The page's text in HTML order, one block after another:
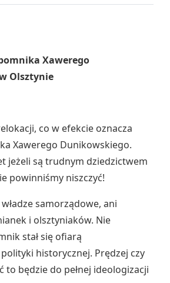
Xawerego
Olsztynie
co w efekcie oznacza
Xawerego Dunikowskiego.
jeżeli są trudnym dziedzictwem
powinniśmy niszczyć!
samorządowe, ani
i olsztyniaków. Nie
stał się ofiarą
historycznej. Prędzej czy
to będzie do pełnej ideologizacji